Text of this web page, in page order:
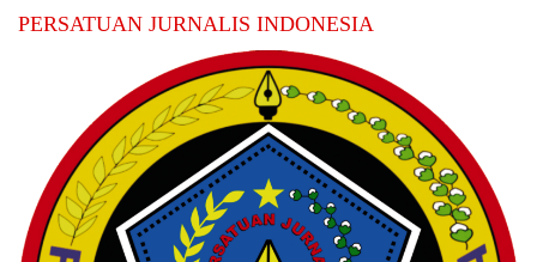
PERSATUAN JURNALIS INDONESIA